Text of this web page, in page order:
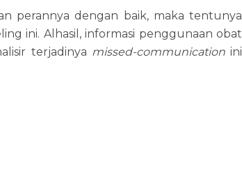
perannya dengan baik, maka tentunya
ini. Alhasil, informasi penggunaan obat
terjadinya missed-communicationini